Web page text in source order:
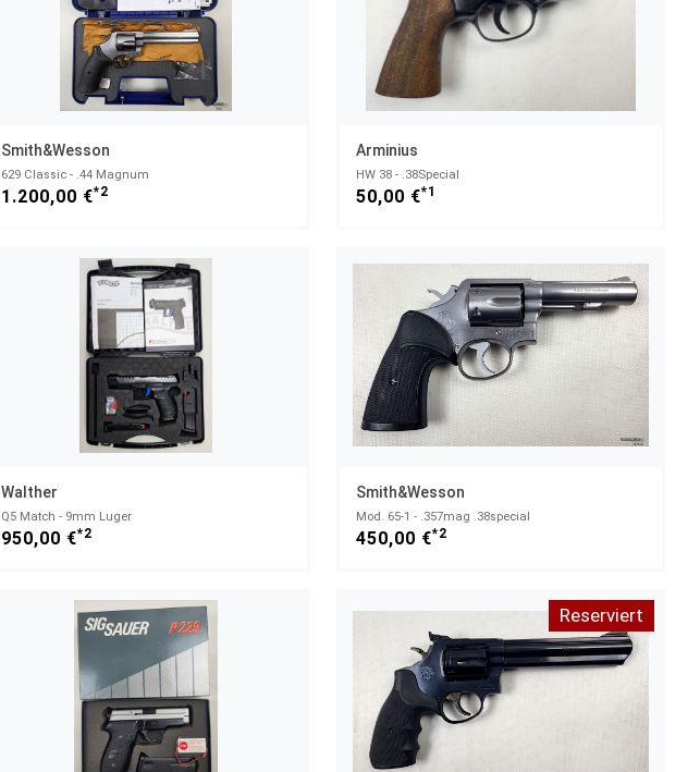
Smith&Wesson
629 Classic - .44 Magnum
1.200,00 €*2
Arminius
HW 38 - .38Special
50,00 €*1
Walther
Q5 Match - 9mm Luger
950,00 €*2
Smith&Wesson
Mod. 65-1 - .357mag .38special
450,00 €*2
Reserviert